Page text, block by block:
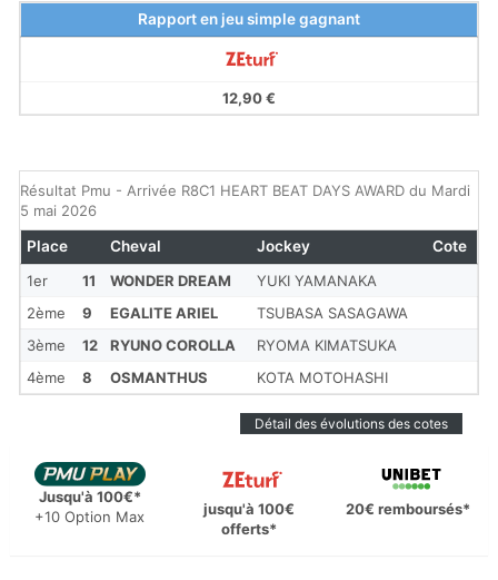
Rapport en jeu simple gagnant
12,90 €
Résultat Pmu - Arrivée R8C1 HEART BEAT DAYS AWARD du Mardi
5 mai 2026
1er 11 WONDER DREAM
YUKI YAMANAKA
2ème
9 EGALITE ARIEL
TSUBASA SASAGAWA
3ème
12 RYUNO COROLLA
RYOMA KIMATSUKA
4ème
8 OSMANTHUS KOTA MOTOHASHI
Place Cheval Jockey Cote
Détail des évolutions des cotes
Jusqu'à 100€*
+10 Option Max
jusqu'à 100€
offerts*
20€ remboursés*